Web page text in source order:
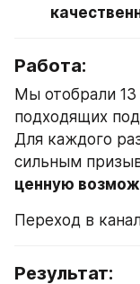
Работа:
Мы отобрали 13
подходящих
Для каждого
ценную
Переход в
Результат: